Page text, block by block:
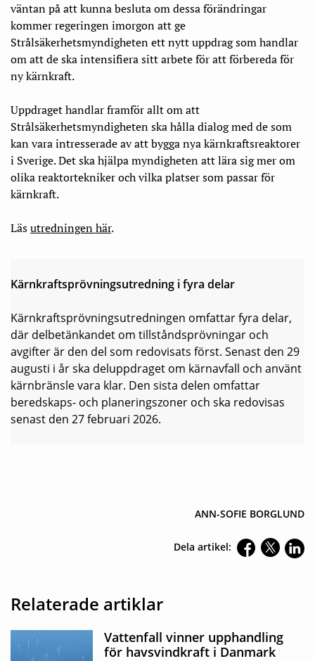
väntan på att kunna besluta om dessa förändringar
kommer regeringen imorgon att ge
Strålsäkerhetsmyndigheten ett nytt uppdrag som handlar
om att de ska intensifiera sitt arbete för att förbereda för
ny kärnkraft.
Uppdraget handlar framför allt om att
Strålsäkerhetsmyndigheten ska hålla dialog med de som
kan vara intresserade av att bygga nya kärnkraftsreaktorer
i Sverige. Det ska hjälpa myndigheten att lära sig mer om
olika reaktortekniker och vilka platser som passar för
kärnkraft.
Läsutredningen här.
Kärnkraftsprövningsutredning i fyra delar
Kärnkraftsprövningsutredningen omfattar fyra delar,
där delbetänkandet om tillståndsprövningar och
avgifter är den del som redovisats först. Senast den 29
augusti i år ska deluppdraget om kärnavfall och använt
kärnbränsle vara klar. Den sista delen omfattar
beredskaps- och planeringszoner och ska redovisas
senast den 27 februari 2026.
ANN-SOFIE BORGLUND
Dela artikel:
Relaterade artiklar
Vattenfall vinner upphandling
för havsvindkraft i Danmark